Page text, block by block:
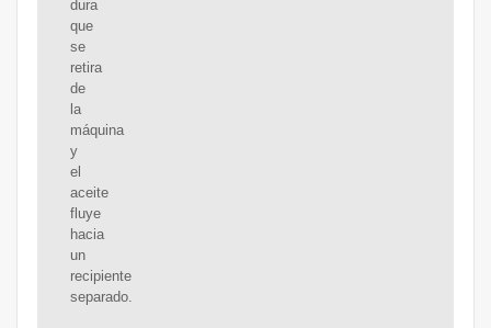
dura
que
se
retira
de
la
máquina
y
el
aceite
fluye
hacia
un
recipiente
separado.